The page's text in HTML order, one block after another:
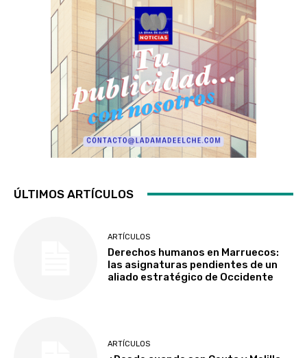
ÚLTIMOS ARTÍCULOS
ARTÍCULOS
Derechos humanos en Marruecos:
las asignaturas pendientes de un
aliado estratégico de Occidente
ARTÍCULOS